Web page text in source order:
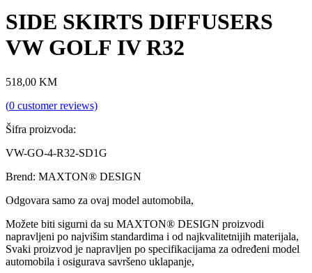
SIDE SKIRTS DIFFUSERS
VW GOLF IV R32
518,00 KM
(0 customer reviews)
Šifra proizvoda:
VW-GO-4-R32-SD1G
Brend: MAXTON® DESIGN
Odgovara samo za ovaj model automobila,
Možete biti sigurni da su MAXTON® DESIGN proizvodi
napravljeni po najvišim standardima i od najkvalitetnijih materijala,
Svaki proizvod je napravljen po specifikacijama za određeni model
automobila i osigurava savršeno uklapanje,